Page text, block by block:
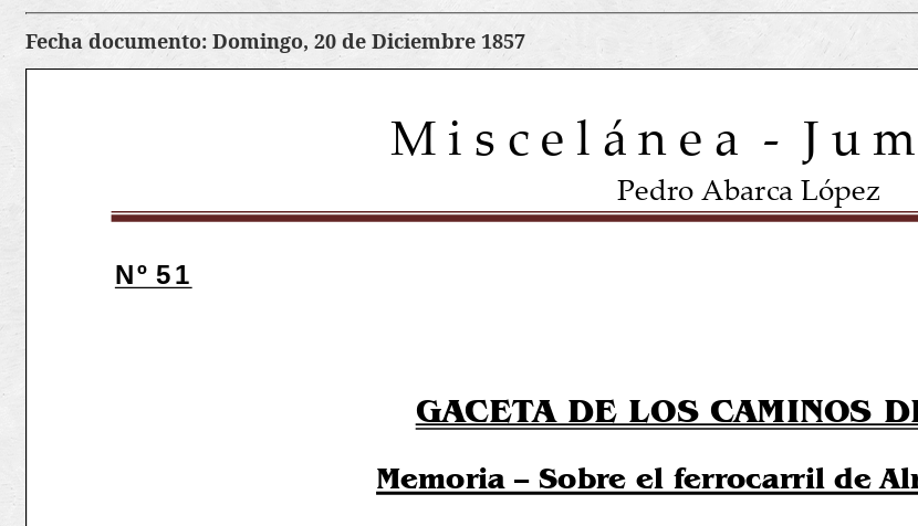
contenido
Fecha documento: Domingo, 20 de Diciembre 1857